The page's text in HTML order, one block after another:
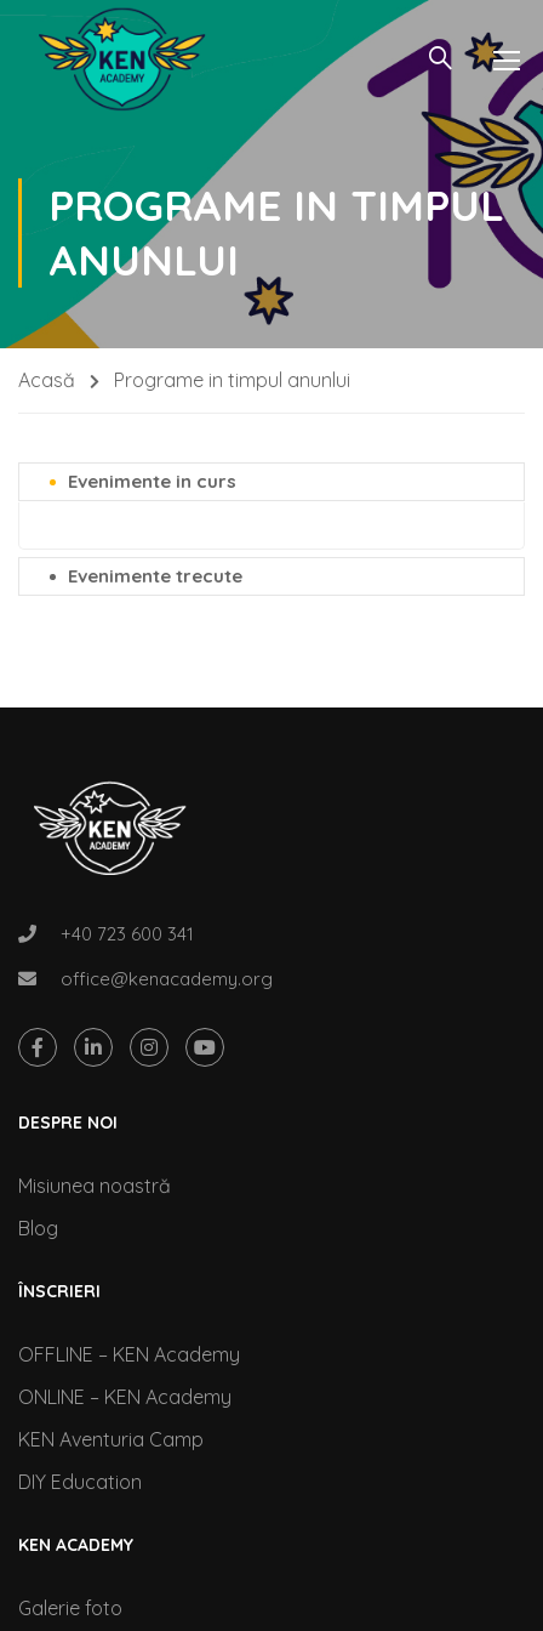
PROGRAME IN TIMPUL
ANUNLUI
Acasă Programe in timpul anunlui
Evenimente in curs
Evenimente trecute
+40 723 600 341
office@kenacademy.org
DESPRE NOI
Misiunea noastră
Blog
ÎNSCRIERI
OFFLINE – KEN Academy
ONLINE – KEN Academy
KEN Aventuria Camp
DIY Education
KEN ACADEMY
Galerie foto